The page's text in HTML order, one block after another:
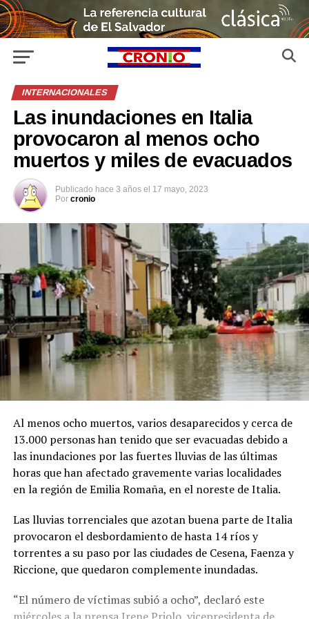
INTERNACIONALES
Las inundaciones en Italia
provocaron al menos ocho
muertos y miles de evacuados
Publicado hace 3 años el 17 mayo, 2023
Por cronio
Al menos ocho muertos, varios desaparecidos y cerca de
13.000 personas han tenido que ser evacuadas debido a
las inundaciones por las fuertes lluvias de las últimas
horas que han afectado gravemente varias localidades
en la región de Emilia Romaña, en el noreste de Italia.
Las lluvias torrenciales que azotan buena parte de Italia
provocaron el desbordamiento de hasta 14 ríos y
torrentes a su paso por las ciudades de Cesena, Faenza y
Riccione, que quedaron complemente inundadas.
“El número de víctimas subió a ocho”, declaró este